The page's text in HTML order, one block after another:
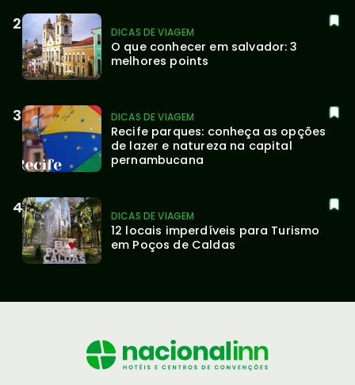
DICAS DE VIAGEM
O que conhecer em salvador: 3
melhores points
DICAS DE VIAGEM
Recife parques: conheça as opções
de lazer e natureza na capital
pernambucana
DICAS DE VIAGEM
12 locais imperdíveis para Turismo
em Poços de Caldas